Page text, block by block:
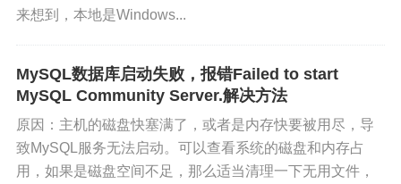
来想到，本地是Windows...
MySQL数据库启动失败，报错Failed to start
MySQL Community Server.解决方法
原因：主机的磁盘快塞满了，或者是内存快要被用尽，导
致MySQL服务无法启动。可以查看系统的磁盘和内存占
用，如果是磁盘空间不足，那么适当清理一下无用文件，